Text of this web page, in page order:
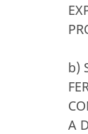
b)
A